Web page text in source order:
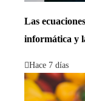
Las
informática y
Hace 7 días